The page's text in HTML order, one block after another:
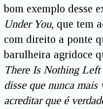
bom exemplo desse
Under You, que tem
com direito a ponte
barulheira agridoce
There Is Nothing Left
disse que nunca mais
acreditar que é